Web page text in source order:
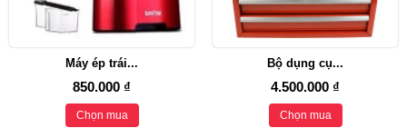
Máy ép trái...
850.000 ₫
Chọn mua
Bộ dụng cụ...
4.500.000 ₫
Chọn mua